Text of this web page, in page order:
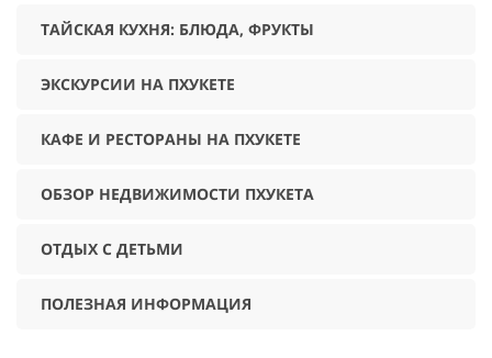
ТАЙСКАЯ КУХНЯ: БЛЮДА, ФРУКТЫ
ЭКСКУРСИИ НА ПХУКЕТЕ
КАФЕ И РЕСТОРАНЫ НА ПХУКЕТЕ
ОБЗОР НЕДВИЖИМОСТИ ПХУКЕТА
ОТДЫХ С ДЕТЬМИ
ПОЛЕЗНАЯ ИНФОРМАЦИЯ